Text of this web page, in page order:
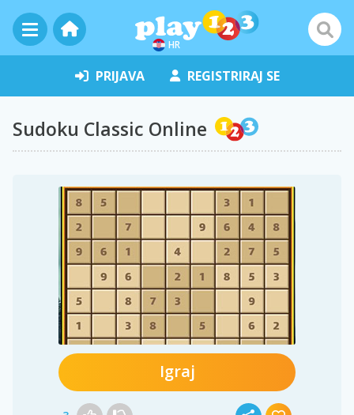
HR
PRIJAVA REGISTRIRAJ SE
Sudoku Classic Online
Igraj